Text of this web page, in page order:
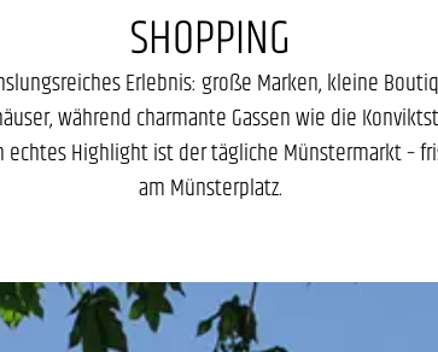
SHOPPING
Erlebnis: große Marken, kleine
während charmante Gassen wie die
echtes Highlight ist der tägliche Münstermarkt –
am Münsterplatz.